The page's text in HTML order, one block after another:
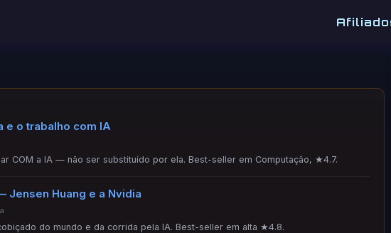
o trabalho com IA
COM a IA — não ser substituído por ela. Best-seller em Computação, ★4.7.
Jensen Huang e a Nvidia
do mundo e da corrida pela IA. Best-seller em alta ★4.8.